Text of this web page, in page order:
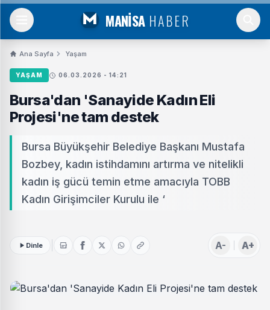
MANİSA HABER
Ana Sayfa Yaşam
YAŞAM 06.03.2026 - 14:21
Bursa'dan 'Sanayide Kadın Eli
Projesi'ne tam destek
Bursa Büyükşehir Belediye Başkanı Mustafa
Bozbey, kadın istihdamını artırma ve nitelikli
kadın iş gücü temin etme amacıyla TOBB
Kadın Girişimciler Kurulu ile ‘
Dinle A- A+